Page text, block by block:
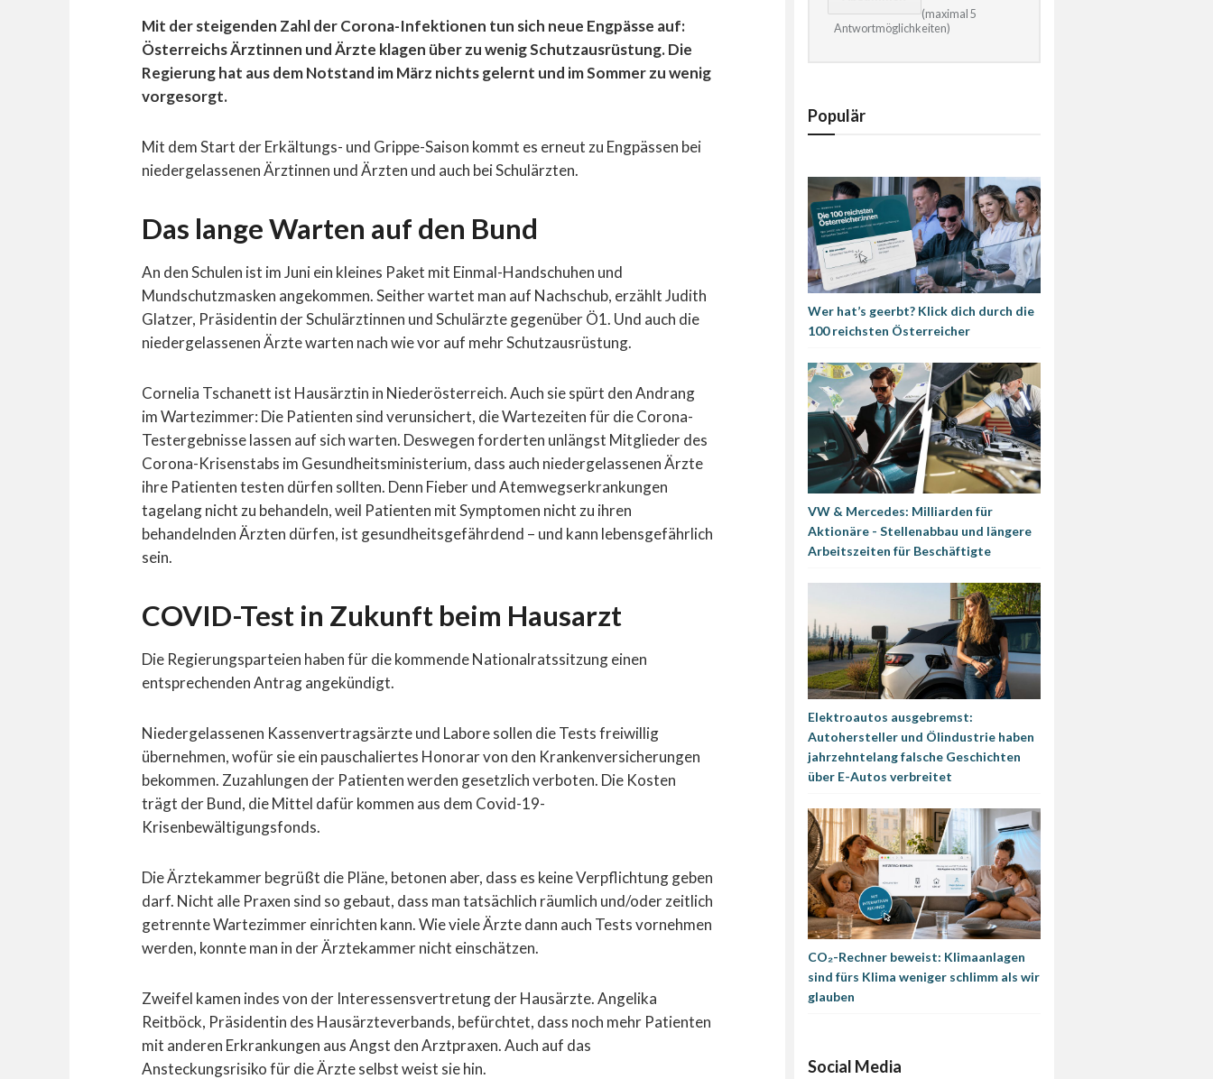
Mit der steigenden Zahl der Corona-Infektionen tun sich neue Engpässe auf:
Österreichs Ärztinnen und Ärzte klagen über zu wenig Schutzausrüstung. Die
Regierung hat aus dem Notstand im März nichts gelernt und im Sommer zu wenig
vorgesorgt.
Mit dem Start der Erkältungs- und Grippe-Saison kommt es erneut zu Engpässen bei
niedergelassenen Ärztinnen und Ärzten und auch bei Schulärzten.
Das lange Warten auf den Bund
An den Schulen ist im Juni ein kleines Paket mit Einmal-Handschuhen und
Mundschutzmasken angekommen. Seither wartet man auf Nachschub, erzählt Judith
Glatzer, Präsidentin der Schulärztinnen und Schulärzte gegenüber Ö1. Und auch die
niedergelassenen Ärzte warten nach wie vor auf mehr Schutzausrüstung.
Cornelia Tschanett ist Hausärztin in Niederösterreich. Auch sie spürt den Andrang
im Wartezimmer: Die Patienten sind verunsichert, die Wartezeiten für die Corona-
Testergebnisse lassen auf sich warten. Deswegen forderten unlängst Mitglieder des
Corona-Krisenstabs im Gesundheitsministerium, dass auch niedergelassenen Ärzte
ihre Patienten testen dürfen sollten. Denn Fieber und Atemwegserkrankungen
tagelang nicht zu behandeln, weil Patienten mit Symptomen nicht zu ihren
behandelnden Ärzten dürfen, ist gesundheitsgefährdend – und kann lebensgefährlich
sein.
COVID-Test in Zukunft beim Hausarzt
Die Regierungsparteien haben für die kommende Nationalratssitzung einen
entsprechenden Antrag angekündigt.
Niedergelassenen Kassenvertragsärzte und Labore sollen die Tests freiwillig
übernehmen, wofür sie ein pauschaliertes Honorar von den Krankenversicherungen
bekommen. Zuzahlungen der Patienten werden gesetzlich verboten. Die Kosten
trägt der Bund, die Mittel dafür kommen aus dem Covid-19-
Krisenbewältigungsfonds.
Die Ärztekammer begrüßt die Pläne, betonen aber, dass es keine Verpflichtung geben
darf. Nicht alle Praxen sind so gebaut, dass man tatsächlich räumlich und/oder zeitlich
getrennte Wartezimmer einrichten kann. Wie viele Ärzte dann auch Tests vornehmen
werden, konnte man in der Ärztekammer nicht einschätzen.
Zweifel kamen indes von der Interessensvertretung der Hausärzte. Angelika
Reitböck, Präsidentin des Hausärzteverbands, befürchtet, dass noch mehr Patienten
mit anderen Erkrankungen aus Angst den Arztpraxen. Auch auf das
Ansteckungsrisiko für die Ärzte selbst weist sie hin.
(maximal 5
Antwortmöglichkeiten)
Populär
Wer hat’s geerbt? Klick dich durch die
100 reichsten Österreicher
VW & Mercedes: Milliarden für
Aktionäre - Stellenabbau und längere
Arbeitszeiten für Beschäftigte
Elektroautos ausgebremst:
Autohersteller und Ölindustrie haben
jahrzehntelang falsche Geschichten
über E-Autos verbreitet
CO₂-Rechner beweist: Klimaanlagen
sind fürs Klima weniger schlimm als wir
glauben
Social Media